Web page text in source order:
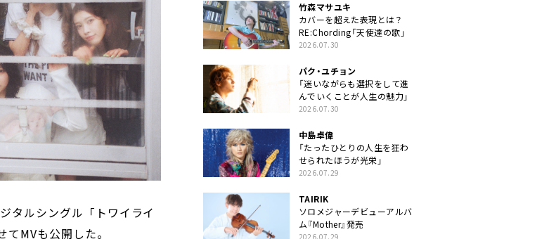
タルシングル「トワイライ
MVも公開した。
竹森マサユキ
カバーを超えた表現とは？
RE:Chording「天使達の歌」
2026.07.30
パク・ユチョン
「迷いながらも選択をして進
んでいくことが人生の魅力」
2026.07.30
中島卓偉
「たったひとりの人生を狂わ
せられたほうが光栄」
2026.07.29
TAIRIK
ソロメジャーデビューアルバ
ム『Mother』発売
2026.07.29